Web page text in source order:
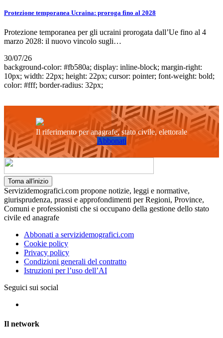
Protezione temporanea Ucraina: proroga fino al 2028
Protezione temporanea per gli ucraini prorogata dall’Ue fino al 4
marzo 2028: il nuovo vincolo sugli…
30/07/26
background-color: #fb580a; display: inline-block; margin-right:
10px; width: 22px; height: 22px; cursor: pointer; font-weight: bold;
color: #fff; border-radius: 32px;
Il riferimento per anagrafe, stato civile, elettorale
Abbonati
Torna all'inizio
Servizidemografici.com propone notizie, leggi e normative,
giurisprudenza, prassi e approfondimenti per Regioni, Province,
Comuni e professionisti che si occupano della gestione dello stato
civile ed anagrafe
Abbonati a servizidemografici.com
Cookie policy
Privacy policy
Condizioni generali del contratto
Istruzioni per l’uso dell’AI
Seguici sui social
Il network